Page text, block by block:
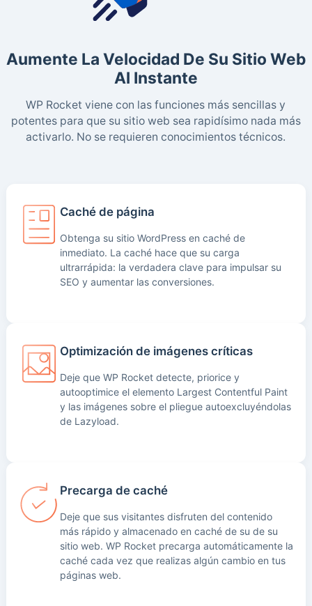
Aumente La Velocidad De Su Sitio Web
Al Instante
WP Rocket viene con las funciones más sencillas y
potentes para que su sitio web sea rapidísimo nada más
activarlo. No se requieren conocimientos técnicos.
Caché de página
Obtenga su sitio WordPress en caché de
inmediato. La caché hace que su carga
ultrarrápida: la verdadera clave para impulsar su
SEO y aumentar las conversiones.
Optimización de imágenes críticas
Deje que WP Rocket detecte, priorice y
autooptimice el elemento Largest Contentful Paint
y las imágenes sobre el pliegue autoexcluyéndolas
de Lazyload.
Precarga de caché
Deje que sus visitantes disfruten del contenido
más rápido y almacenado en caché de su de su
sitio web. WP Rocket precarga automáticamente la
caché cada vez que realizas algún cambio en tus
páginas web.